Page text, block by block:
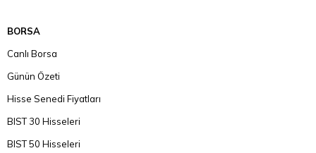
BORSA
Canlı Borsa
Günün Özeti
Hisse Senedi Fiyatları
BIST 30 Hisseleri
BIST 50 Hisseleri